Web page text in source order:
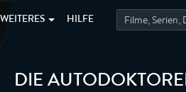
WEITERES HILFE
DIE